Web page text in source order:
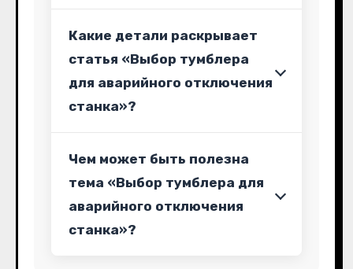
Какие детали раскрывает
статья «Выбор тумблера
для аварийного отключения
станка»?
Чем может быть полезна
тема «Выбор тумблера для
аварийного отключения
станка»?